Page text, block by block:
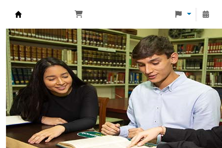
Biblioteca Universidad Monteávila